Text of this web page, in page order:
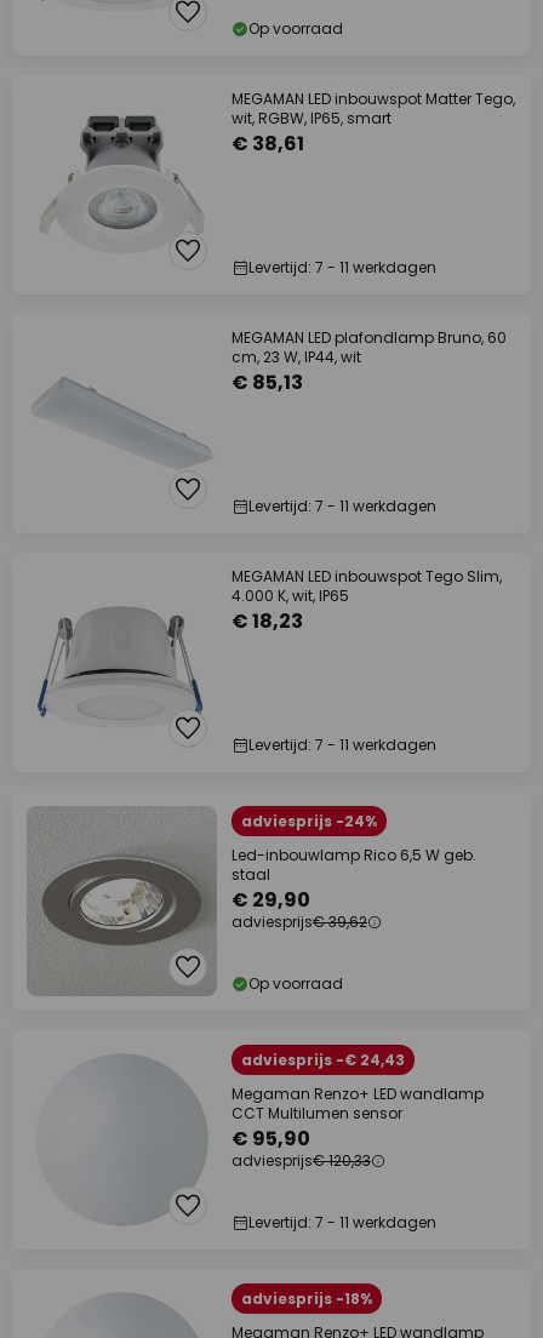
Op voorraad
MEGAMAN LED inbouwspot Matter Tego,
wit, RGBW, IP65, smart
€ 38,61
Levertijd: 7 - 11 werkdagen
MEGAMAN LED plafondlamp Bruno, 60
cm, 23 W, IP44, wit
€ 85,13
Levertijd: 7 - 11 werkdagen
MEGAMAN LED inbouwspot Tego Slim,
4.000 K, wit, IP65
€ 18,23
Levertijd: 7 - 11 werkdagen
adviesprijs -24%
Led-inbouwlamp Rico 6,5 W geb.
staal
€ 29,90
adviesprijs€ 39,62
Op voorraad
adviesprijs -€ 24,43
Megaman Renzo+ LED wandlamp
CCT Multilumen sensor
€ 95,90
adviesprijs€ 120,33
Levertijd: 7 - 11 werkdagen
adviesprijs -18%
Megaman Renzo+ LED wandlamp